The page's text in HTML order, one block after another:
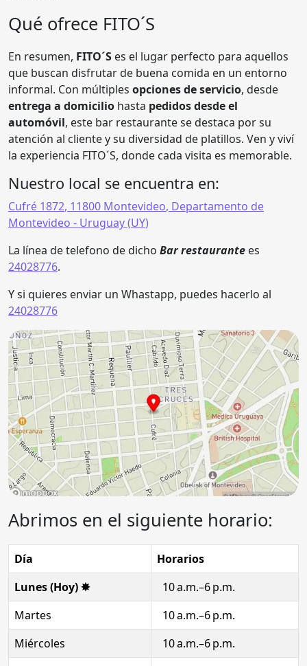
Qué ofrece FITO´S
En resumen, FITO´S es el lugar perfecto para aquellos
que buscan disfrutar de buena comida en un entorno
informal. Con múltiples opciones de servicio, desde
entrega a domicilio hasta pedidos desde el
automóvil, este bar restaurante se destaca por su
atención al cliente y su diversidad de platillos. Ven y viví
la experiencia FITO´S, donde cada visita es memorable.
Nuestro local se encuentra en:
Cufré 1872, 11800 Montevideo, Departamento de
Montevideo - Uruguay (UY)
La línea de telefono de dicho Bar restaurante es
24028776.
Y si quieres enviar un Whastapp, puedes hacerlo al
24028776
Abrimos en el siguiente horario:
Día
Horarios
Lunes (Hoy) ✸
10 a.m.–6 p.m.
Martes
10 a.m.–6 p.m.
Miércoles
10 a.m.–6 p.m.